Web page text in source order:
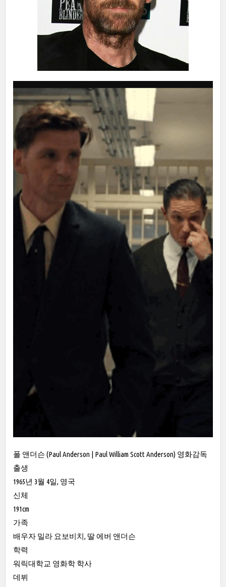
폴 앤더슨 (Paul Anderson | Paul William Scott Anderson) 영화감독
출생
1965년 3월 4일, 영국
신체
191cm
가족
배우자 밀라 요보비치, 딸 에버 앤더슨
학력
워릭대학교 영화학 학사
데뷔